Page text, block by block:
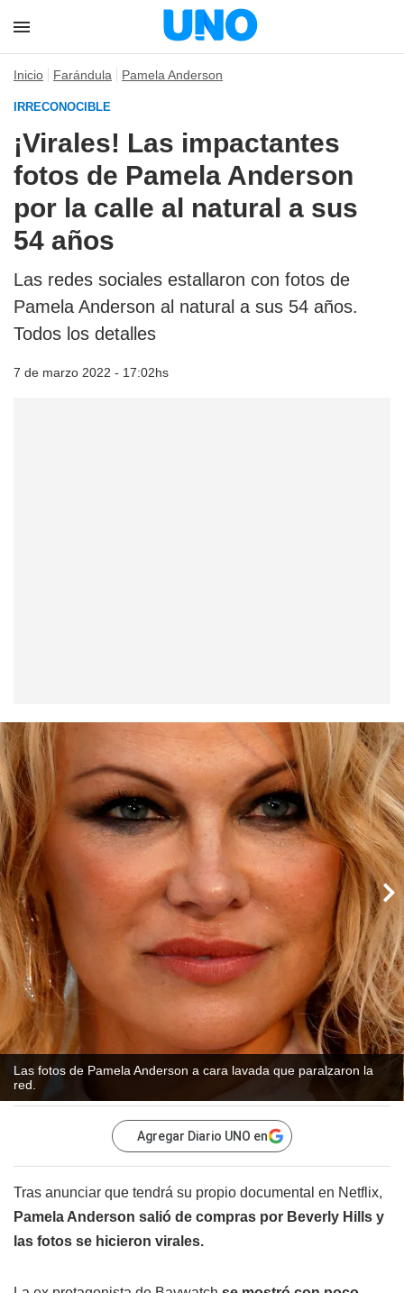
Inicio Farándula Pamela Anderson
IRRECONOCIBLE
¡Virales! Las impactantes
fotos de Pamela Anderson
por la calle al natural a sus
54 años
Las redes sociales estallaron con fotos de
Pamela Anderson al natural a sus 54 años.
Todos los detalles
7 de marzo 2022 - 17:02hs
Las fotos de Pamela Anderson a cara lavada que paralzaron la
red.
Agregar Diario UNO en
Tras anunciar que tendrá su propio documental en Netflix,
Pamela Anderson salió de compras por Beverly Hills y
las fotos se hicieron virales.